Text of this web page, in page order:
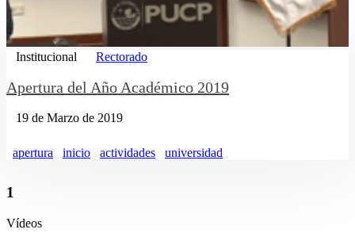
Institucional Rectorado
Apertura del Año Académico 2019
19 de Marzo de 2019
apertura inicio actividades universidad
1
Vídeos